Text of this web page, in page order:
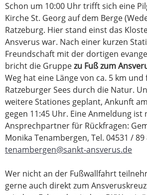
Schon um 10:00 Uhr trifft sich eine
Kirche St. Georg auf dem Berge
Ratzeburg. Hier stand einst das
Ansverus war. Nach einer kurzen
Freundschaft mit der dortigen
bricht die Gruppezu Fuß zum
Weg hat eine Länge von ca. 5 km
Ratzeburger Sees durch die Natur.
weitere Stationes geplant, Ankunft
gegen 11:45 Uhr. Eine Anmeldung
Ansprechpartner für Rückfragen:
Monika Tenambergen, Tel. 04531 / 89
tenambergen@sankt-ansverus.de
Wer nicht an der Fußwallfahrt
gerne auch direkt zum